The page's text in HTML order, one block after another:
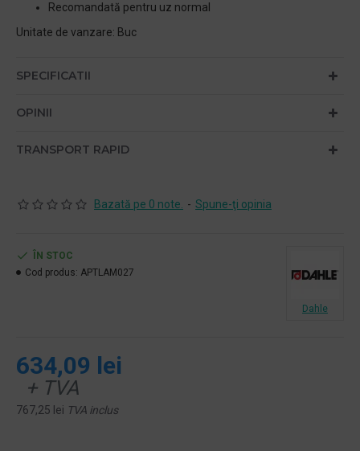
Recomandată pentru uz normal
Unitate de vanzare: Buc
SPECIFICATII
OPINII
TRANSPORT RAPID
Bazată pe 0 note. - Spune-ţi opinia
634,09 lei
+ TVA
767,25 lei TVA inclus
ÎN STOC
Cod produs: APTLAM027
Dahle